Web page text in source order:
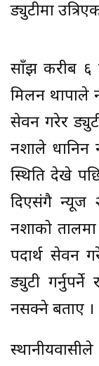
ड्युटीमा
साँझ करीब ६
मिलन थापाले
सेवन गरेर
नशाले धानिन
स्थिति देखे
दिएसंगै न्यूज
नशाको
पदार्थ सेवन
ड्युटी
नसक्ने बताए ।